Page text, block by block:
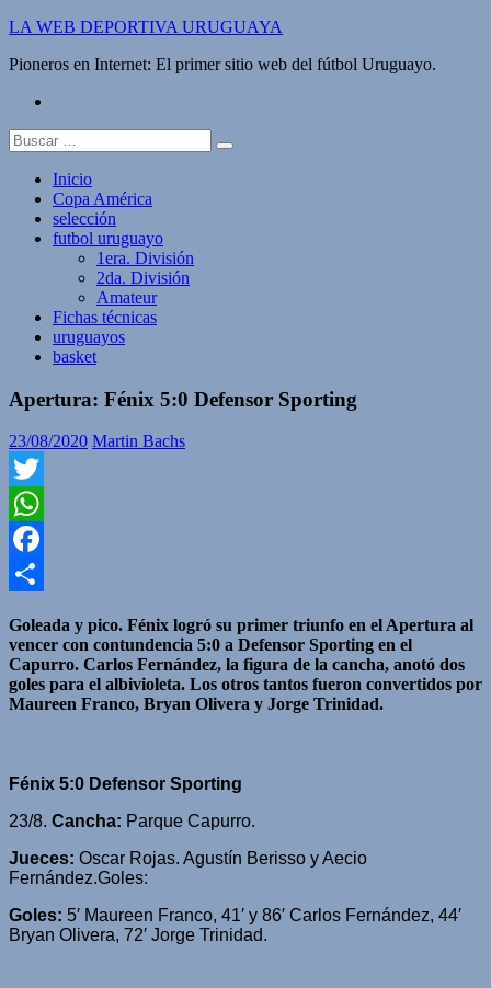
Saltar
contenido
LA WEB DEPORTIVA URUGUAYA
Pioneros en Internet: El primer sitio web del fútbol Uruguayo.
Buscar:
Inicio
Copa América
selección
futbol uruguayo
1era. División
2da. División
Amateur
Fichas técnicas
uruguayos
basket
Apertura: Fénix 5:0 Defensor Sporting
23/08/2020 Martin Bachs
Twitter
WhatsApp
Facebook
Goleada y pico. Fénix logró su primer triunfo en el Apertura al
vencer con contundencia 5:0 a Defensor Sporting en el
Capurro. Carlos Fernández, la figura de la cancha, anotó dos
goles para el albivioleta. Los otros tantos fueron convertidos por
Maureen Franco, Bryan Olivera y Jorge Trinidad.
Fénix 5:0 Defensor Sporting
23/8. Cancha: Parque Capurro.
Jueces: Oscar Rojas. Agustín Berisso y Aecio
Fernández.Goles:
Goles: 5′ Maureen Franco, 41′ y 86′ Carlos Fernández, 44′
Bryan Olivera, 72′ Jorge Trinidad.